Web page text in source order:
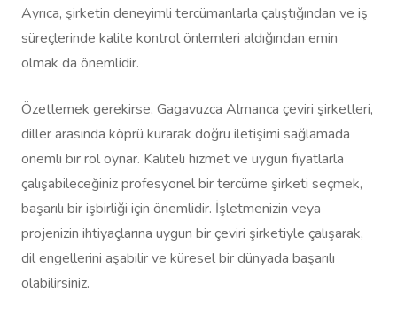
Ayrıca, şirketin deneyimli tercümanlarla çalıştığından ve iş
süreçlerinde kalite kontrol önlemleri aldığından emin
olmak da önemlidir.
Özetlemek gerekirse, Gagavuzca Almanca çeviri şirketleri,
diller arasında köprü kurarak doğru iletişimi sağlamada
önemli bir rol oynar. Kaliteli hizmet ve uygun fiyatlarla
çalışabileceğiniz profesyonel bir tercüme şirketi seçmek,
başarılı bir işbirliği için önemlidir. İşletmenizin veya
projenizin ihtiyaçlarına uygun bir çeviri şirketiyle çalışarak,
dil engellerini aşabilir ve küresel bir dünyada başarılı
olabilirsiniz.